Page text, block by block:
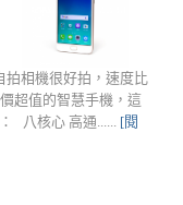
拍相機很好拍，速度比
超值的智慧手機，這
八核心 高通...... [閱